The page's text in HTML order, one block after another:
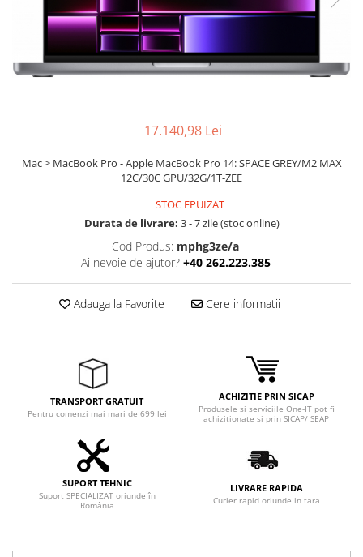
Smartphone IPhone
Mouse
Mouse Pad
17.140,98 Lei
Mac > MacBook Pro - Apple MacBook Pro 14: SPACE GREY/M2 MAX
12C/30C GPU/32G/1T-ZEE
STOC EPUIZAT
Durata de livrare: 3 - 7 zile (stoc online)
Cod Produs: mphg3ze/a
Ai nevoie de ajutor? +40 262.223.385
Adauga la Favorite Cere informatii
TRANSPORT GRATUIT
Pentru comenzi mai mari de 699 lei
ACHIZITIE PRIN SICAP
Produsele si serviciile One-IT pot fi
achizitionate si prin SICAP/ SEAP
SUPORT TEHNIC
Suport SPECIALIZAT oriunde în
România
LIVRARE RAPIDA
Curier rapid oriunde in tara